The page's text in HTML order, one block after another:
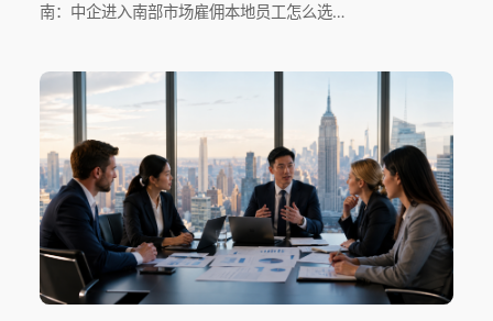
南：中企进入南部市场雇佣本地员工怎么选…